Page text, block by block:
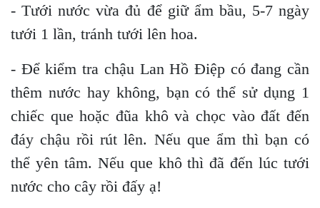
- Tưới nước vừa đủ để giữ ẩm bầu, 5-7 ngày
tưới 1 lần, tránh tưới lên hoa.
- Để kiểm tra chậu Lan Hồ Điệp có đang cần
thêm nước hay không, bạn có thể sử dụng 1
chiếc que hoặc đũa khô và chọc vào đất đến
đáy chậu rồi rút lên. Nếu que ẩm thì bạn có
thể yên tâm. Nếu que khô thì đã đến lúc tưới
nước cho cây rồi đấy ạ!